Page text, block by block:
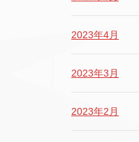
2023年4月
2023年3月
2023年2月